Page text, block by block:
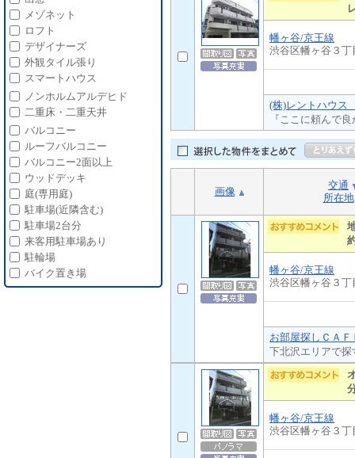
幡ヶ谷/京王線
渋谷区幡ヶ谷３丁
(株)レントハウス
『ここに頼んで
画像
交通
所在地
幡ヶ谷/京王線
渋谷区幡ヶ谷３丁
お部屋探しＣＡ
下北沢エリアで
幡ヶ谷/京王線
渋谷区幡ヶ谷３丁
メゾネット
ロフト
デザイナーズ
外観タイル張り
スマートハウス
ノンホルムアルデヒド
二重床・二重天井
バルコニー
ルーフバルコニー
バルコニー2面以上
ウッドデッキ
庭(専用庭)
駐車場(近隣含む)
駐車場2台分
来客用駐車場あり
駐輪場
バイク置き場